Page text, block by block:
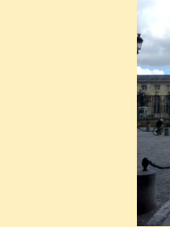
et dut se
perçut
belle
temps,
livrer
vie